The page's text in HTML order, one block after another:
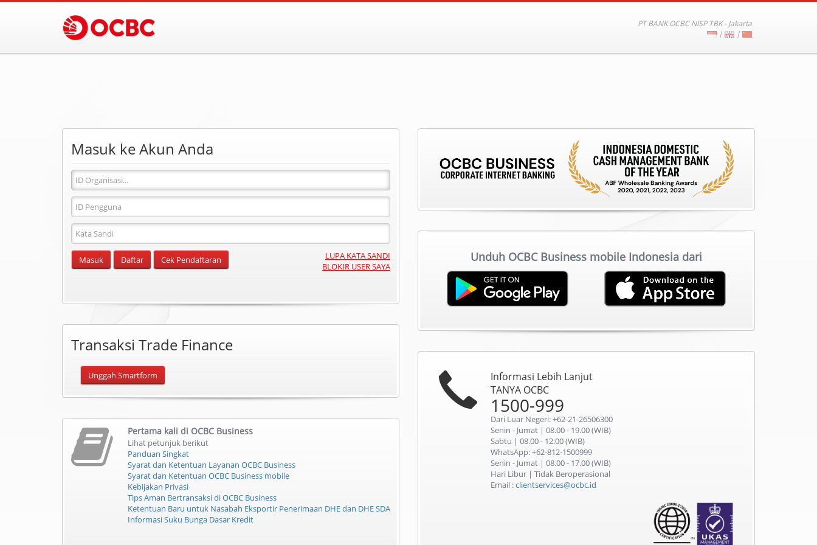
PT BANK OCBC NISP TBK - Jakarta
|
|
Masuk ke Akun Anda
Organisasi
Pengguna
Masukkan
Kata
Sandi
Masuk
Daftar Cek Pendaftaran
LUPA KATA SANDI
BLOKIR USER SAYA
Transaksi Trade Finance
Unggah Smartform
Pertama kali di OCBC Business
Lihat petunjuk berikut
Panduan Singkat
Syarat dan Ketentuan Layanan OCBC Business
Syarat dan Ketentuan OCBC Business mobile
Kebijakan Privasi
Tips Aman Bertransaksi di OCBC Business
Ketentuan Baru untuk Nasabah Eksportir Penerimaan DHE dan DHE SDA
Informasi Suku Bunga Dasar Kredit
Unduh OCBC Business mobile Indonesia dari
Informasi Lebih Lanjut
TANYA OCBC
1500-999
Dari Luar Negeri: +62-21-26506300
Senin - Jumat | 08.00 - 19.00 (WIB)
Sabtu | 08.00 - 12.00 (WIB)
WhatsApp: +62-812-1500999
Senin - Jumat | 08.00 - 17.00 (WIB)
Hari Libur | Tidak Beroperasional
Email :clientservices@ocbc.id